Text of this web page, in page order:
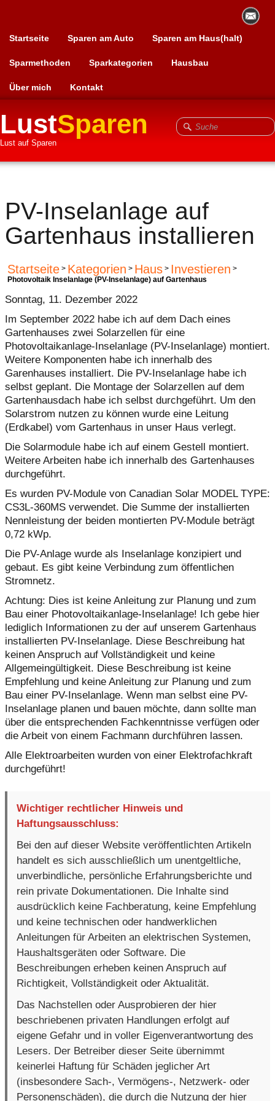
Startseite Sparen am Auto Sparen am Haus(halt)
Sparmethoden Sparkategorien Hausbau
Über mich Kontakt
LustSparen
Lust auf Sparen
PV-Inselanlage auf
Gartenhaus installieren
Startseite > Kategorien > Haus > Investieren >
Photovoltaik Inselanlage (PV-Inselanlage) auf Gartenhaus
Sonntag, 11. Dezember 2022
Im September 2022 habe ich auf dem Dach eines
Gartenhauses zwei Solarzellen für eine
Photovoltaikanlage-Inselanlage (PV-Inselanlage) montiert.
Weitere Komponenten habe ich innerhalb des
Garenhauses installiert. Die PV-Inselanlage habe ich
selbst geplant. Die Montage der Solarzellen auf dem
Gartenhausdach habe ich selbst durchgeführt. Um den
Solarstrom nutzen zu können wurde eine Leitung
(Erdkabel) vom Gartenhaus in unser Haus verlegt.
Die Solarmodule habe ich auf einem Gestell montiert.
Weitere Arbeiten habe ich innerhalb des Gartenhauses
durchgeführt.
Es wurden PV-Module von Canadian Solar MODEL TYPE:
CS3L-360MS verwendet. Die Summe der installierten
Nennleistung der beiden montierten PV-Module beträgt
0,72 kWp.
Die PV-Anlage wurde als Inselanlage konzipiert und
gebaut. Es gibt keine Verbindung zum öffentlichen
Stromnetz.
Achtung: Dies ist keine Anleitung zur Planung und zum
Bau einer Photovoltaikanlage-Inselanlage! Ich gebe hier
lediglich Informationen zu der auf unserem Gartenhaus
installierten PV-Inselanlage. Diese Beschreibung hat
keinen Anspruch auf Vollständigkeit und keine
Allgemeingültigkeit. Diese Beschreibung ist keine
Empfehlung und keine Anleitung zur Planung und zum
Bau einer PV-Inselanlage. Wenn man selbst eine PV-
Inselanlage planen und bauen möchte, dann sollte man
über die entsprechenden Fachkenntnisse verfügen oder
die Arbeit von einem Fachmann durchführen lassen.
Alle Elektroarbeiten wurden von einer Elektrofachkraft
durchgeführt!
Wichtiger rechtlicher Hinweis und
Haftungsausschluss:
Bei den auf dieser Website veröffentlichten Artikeln
handelt es sich ausschließlich um unentgeltliche,
unverbindliche, persönliche Erfahrungsberichte und
rein private Dokumentationen. Die Inhalte sind
ausdrücklich keine Fachberatung, keine Empfehlung
und keine technischen oder handwerklichen
Anleitungen für Arbeiten an elektrischen Systemen,
Haushaltsgeräten oder Software. Die
Beschreibungen erheben keinen Anspruch auf
Richtigkeit, Vollständigkeit oder Aktualität.
Das Nachstellen oder Ausprobieren der hier
beschriebenen privaten Handlungen erfolgt auf
eigene Gefahr und in voller Eigenverantwortung des
Lesers. Der Betreiber dieser Seite übernimmt
keinerlei Haftung für Schäden jeglicher Art
(insbesondere Sach-, Vermögens-, Netzwerk- oder
Personenschäden), die durch die Nutzung der hier